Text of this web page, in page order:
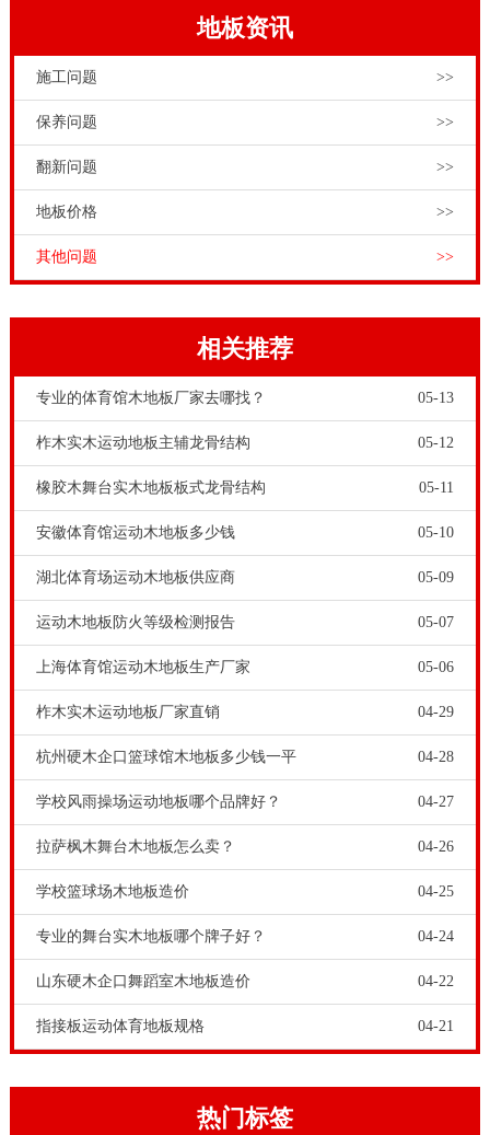
地板资讯
施工问题 >>
保养问题 >>
翻新问题 >>
地板价格 >>
其他问题 >>
相关推荐
专业的体育馆木地板厂家去哪找？ 05-13
柞木实木运动地板主辅龙骨结构 05-12
橡胶木舞台实木地板板式龙骨结构 05-11
安徽体育馆运动木地板多少钱 05-10
湖北体育场运动木地板供应商 05-09
运动木地板防火等级检测报告 05-07
上海体育馆运动木地板生产厂家 05-06
柞木实木运动地板厂家直销 04-29
杭州硬木企口篮球馆木地板多少钱一平 04-28
学校风雨操场运动地板哪个品牌好？ 04-27
拉萨枫木舞台木地板怎么卖？ 04-26
学校篮球场木地板造价 04-25
专业的舞台实木地板哪个牌子好？ 04-24
山东硬木企口舞蹈室木地板造价 04-22
指接板运动体育地板规格 04-21
热门标签